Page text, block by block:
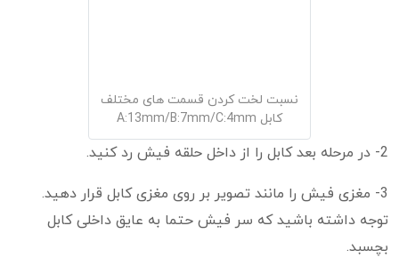
نسبت لخت کردن قسمت های مختلف
کابل A:13mm/B:7mm/C:4mm
2- در مرحله بعد کابل را از داخل حلقه فیش رد کنید.
3- مغزی فیش را مانند تصویر بر روی مغزی کابل قرار دهید.
توجه داشته باشید که سر فیش حتما به عایق داخلی کابل
بچسبد.